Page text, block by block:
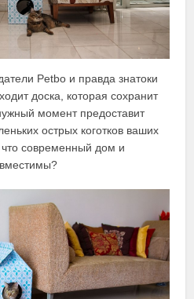
Petbo и правда знатоки
доска, которая сохранит
момент предоставит
острых коготков ваших
современный дом и